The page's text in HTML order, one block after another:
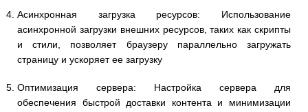
Асинхронная загрузка ресурсов: Использование
асинхронной загрузки внешних ресурсов, таких как скрипты
и стили, позволяет браузеру параллельно загружать
страницу и ускоряет ее загрузку
Оптимизация сервера: Настройка сервера для
обеспечения быстрой доставки контента и минимизации